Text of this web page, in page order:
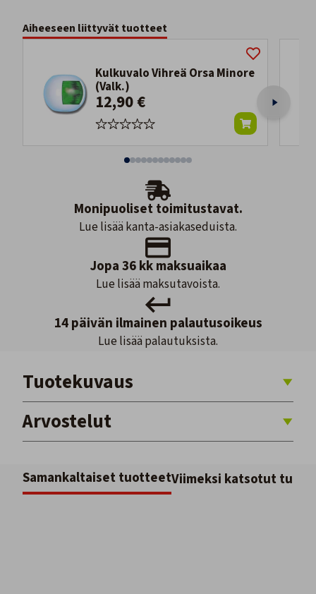
Aiheeseen liittyvät tuotteet
Kulkuvalo Vihreä Orsa Minore
(Valk.)
12,90 €
Monipuoliset toimitustavat.
Lue lisää kanta-asiakaseduista.
Jopa 36 kk maksuaikaa
Lue lisää maksutavoista.
14 päivän ilmainen palautusoikeus
Lue lisää palautuksista.
Tuotekuvaus
Arvostelut
Samankaltaiset tuotteetViimeksi katsotut